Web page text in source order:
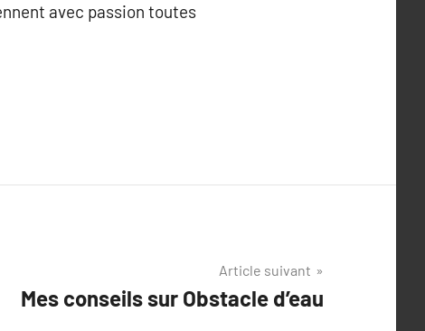
avec passion toutes
Article suivant
Mes conseils sur Obstacle d’eau